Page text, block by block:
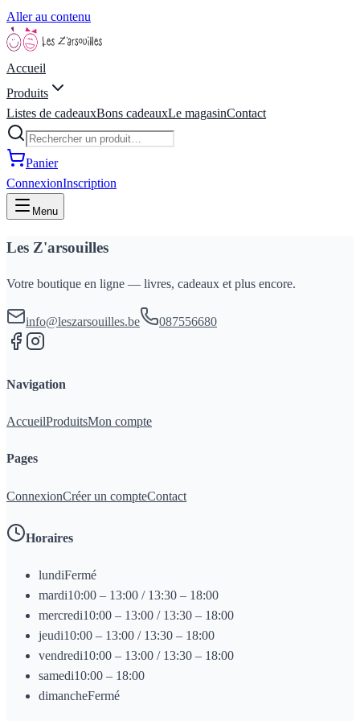
Aller au contenu
Accueil
Produits
Listes de cadeauxBons cadeauxLe magasinContact
Panier
ConnexionInscription
Menu
Les Z'arsouilles
Votre boutique en ligne — livres, cadeaux et plus encore.
info@leszarsouilles.be 087556680
Navigation
AccueilProduitsMon compte
Pages
ConnexionCréer un compteContact
Horaires
lundiFermé
mardi10:00 – 13:00 / 13:30 – 18:00
mercredi10:00 – 13:00 / 13:30 – 18:00
jeudi10:00 – 13:00 / 13:30 – 18:00
vendredi10:00 – 13:00 / 13:30 – 18:00
samedi10:00 – 18:00
dimancheFermé